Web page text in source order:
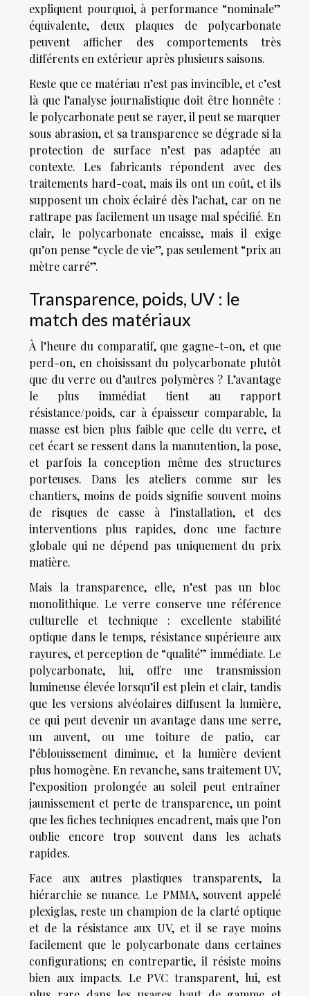
expliquent pourquoi, à performance “nominale”
équivalente, deux plaques de polycarbonate
peuvent afficher des comportements très
différents en extérieur après plusieurs saisons.
Reste que ce matériau n’est pas invincible, et c’est
là que l’analyse journalistique doit être honnête :
le polycarbonate peut se rayer, il peut se marquer
sous abrasion, et sa transparence se dégrade si la
protection de surface n’est pas adaptée au
contexte. Les fabricants répondent avec des
traitements hard-coat, mais ils ont un coût, et ils
supposent un choix éclairé dès l’achat, car on ne
rattrape pas facilement un usage mal spécifié. En
clair, le polycarbonate encaisse, mais il exige
qu’on pense “cycle de vie”, pas seulement “prix au
mètre carré”.
Transparence, poids, UV : le
match des matériaux
À l’heure du comparatif, que gagne-t-on, et que
perd-on, en choisissant du polycarbonate plutôt
que du verre ou d’autres polymères ? L’avantage
le plus immédiat tient au rapport
résistance/poids, car à épaisseur comparable, la
masse est bien plus faible que celle du verre, et
cet écart se ressent dans la manutention, la pose,
et parfois la conception même des structures
porteuses. Dans les ateliers comme sur les
chantiers, moins de poids signifie souvent moins
de risques de casse à l’installation, et des
interventions plus rapides, donc une facture
globale qui ne dépend pas uniquement du prix
matière.
Mais la transparence, elle, n’est pas un bloc
monolithique. Le verre conserve une référence
culturelle et technique : excellente stabilité
optique dans le temps, résistance supérieure aux
rayures, et perception de “qualité” immédiate. Le
polycarbonate, lui, offre une transmission
lumineuse élevée lorsqu’il est plein et clair, tandis
que les versions alvéolaires diffusent la lumière,
ce qui peut devenir un avantage dans une serre,
un auvent, ou une toiture de patio, car
l’éblouissement diminue, et la lumière devient
plus homogène. En revanche, sans traitement UV,
l’exposition prolongée au soleil peut entraîner
jaunissement et perte de transparence, un point
que les fiches techniques encadrent, mais que l’on
oublie encore trop souvent dans les achats
rapides.
Face aux autres plastiques transparents, la
hiérarchie se nuance. Le PMMA, souvent appelé
plexiglas, reste un champion de la clarté optique
et de la résistance aux UV, et il se raye moins
facilement que le polycarbonate dans certaines
configurations; en contrepartie, il résiste moins
bien aux impacts. Le PVC transparent, lui, est